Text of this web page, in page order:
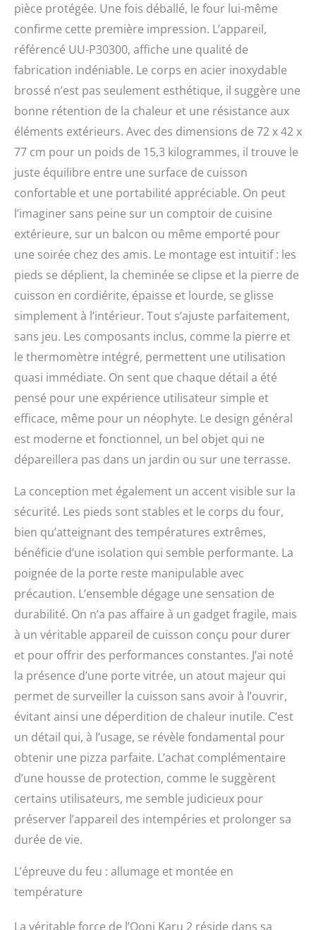
avancée pour une
performance optimale –
La porte en verre isolée
en borosilicate et la
technologie ClearView
empêchent
l’accumulation de suie et
de cendres pour une
visibilité parfaite sans
perte de chaleur. Chauffe
rapidement et atteint 450
°C en 15 minutes – Ce
four a pizza bois
extérieur permet une
cuisson rapide et
homogène sur une pierre
de cuisson en cordiérite
de 15 mm, parfaite pour
des pizzas croustillantes
et savoureuses.
GARANTIE OONI DE 5
ANS – Chez Ooni, nous
croyons en la qualité.
Enregistrez votre produit
l’achat pour étendre la
garantie constructeur de
1 an à 5 ans.
pièce protégée. Une fois déballé, le four lui-même
confirme cette première impression. L’appareil,
référencé UU-P30300, affiche une qualité de
fabrication indéniable. Le corps en acier inoxydable
brossé n’est pas seulement esthétique, il suggère une
bonne rétention de la chaleur et une résistance aux
éléments extérieurs. Avec des dimensions de 72 x 42 x
77 cm pour un poids de 15,3 kilogrammes, il trouve le
juste équilibre entre une surface de cuisson
confortable et une portabilité appréciable. On peut
l’imaginer sans peine sur un comptoir de cuisine
extérieure, sur un balcon ou même emporté pour
une soirée chez des amis. Le montage est intuitif : les
pieds se déplient, la cheminée se clipse et la pierre de
cuisson en cordiérite, épaisse et lourde, se glisse
simplement à l’intérieur. Tout s’ajuste parfaitement,
sans jeu. Les composants inclus, comme la pierre et
le thermomètre intégré, permettent une utilisation
quasi immédiate. On sent que chaque détail a été
pensé pour une expérience utilisateur simple et
efficace, même pour un néophyte. Le design général
est moderne et fonctionnel, un bel objet qui ne
dépareillera pas dans un jardin ou sur une terrasse.
La conception met également un accent visible sur la
sécurité. Les pieds sont stables et le corps du four,
bien qu’atteignant des températures extrêmes,
bénéficie d’une isolation qui semble performante. La
poignée de la porte reste manipulable avec
précaution. L’ensemble dégage une sensation de
durabilité. On n’a pas affaire à un gadget fragile, mais
à un véritable appareil de cuisson conçu pour durer
et pour offrir des performances constantes. J’ai noté
la présence d’une porte vitrée, un atout majeur qui
permet de surveiller la cuisson sans avoir à l’ouvrir,
évitant ainsi une déperdition de chaleur inutile. C’est
un détail qui, à l’usage, se révèle fondamental pour
obtenir une pizza parfaite. L’achat complémentaire
d’une housse de protection, comme le suggèrent
certains utilisateurs, me semble judicieux pour
préserver l’appareil des intempéries et prolonger sa
durée de vie.
L’épreuve du feu : allumage et montée en
température
La véritable force de l’Ooni Karu 2 réside dans sa